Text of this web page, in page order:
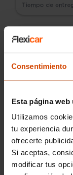
Consentimiento
Esta página web
Utilizamos
tu experiencia
ofrecerte
Si aceptas,
modificar tus
Tiempo de